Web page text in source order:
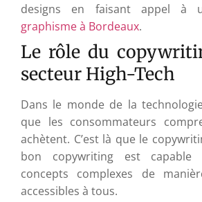
designs en faisant appel à
graphisme à Bordeaux.
Le rôle du
secteur High-Tech
Dans le monde de la
que les consommateurs
achètent. C’est là que le
bon copywriting est capable
concepts complexes de
accessibles à tous.